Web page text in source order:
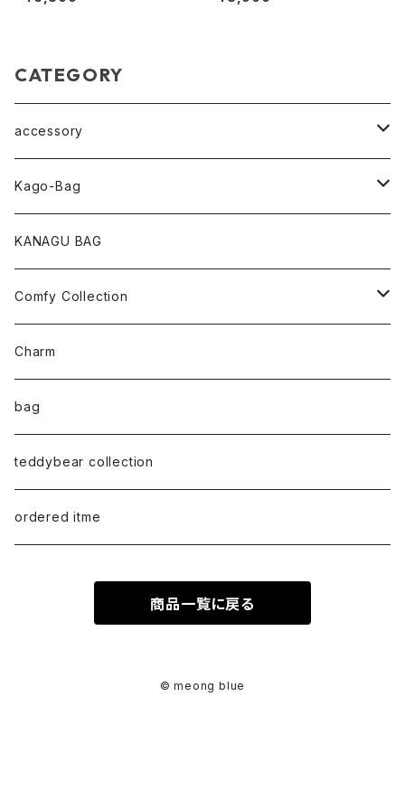
y
CATEGORY
accessory
pearl Collection
loop Collection
necklace
bracelet
anklet
earring
Kago-Bag
Oval / onehandle
shoulder
M size
L size
ML（12ｘ8）
tote style
紅籐 / arorog / Lacak bag
KANAGU BAG
Comfy Collection
T-shirt
Long sleeve
Sweat
Charm
bag
teddybear collection
ordered itme
商品一覧に戻る
© meong blue